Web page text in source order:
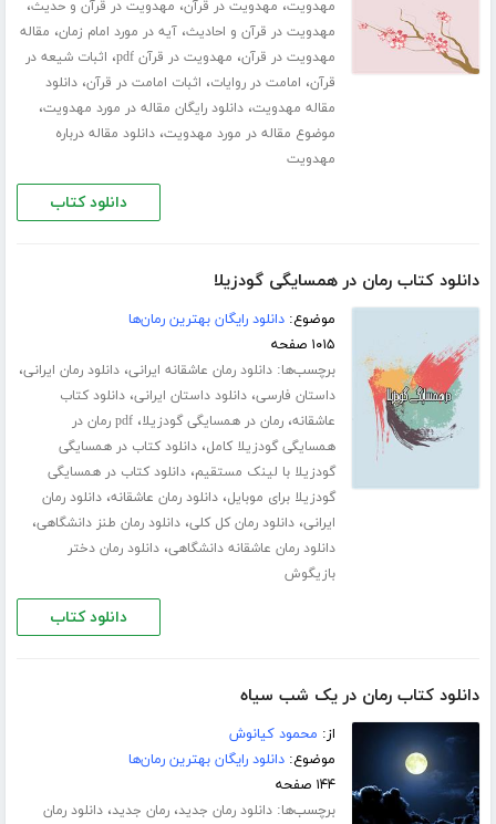
مهدویت، مهدویت در قرآن، مهدویت در قرآن و حدیث،
مهدویت در قرآن و احادیث،آیه در مورد امام زمان، مقاله
مهدویت در قرآن، مهدویت در قرآن pdf ، اثبات شیعه در
قرآن، امامت در روایات، اثبات امامت در قرآن،دانلود
مقاله مهدویت،دانلود رایگان مقاله در مورد مهدویت،
موضوع مقاله در مورد مهدویت،دانلود مقاله درباره
مهدویت
دانلود کتاب
دانلود کتاب رمان در همسایگی گودزیلا
موضوع:دانلود رایگان بهترین رمان‌ها
۱۰۱۵ صفحه
برچسب‌ها:دانلود رمان عاشقانه ایرانی،دانلود رمان ایرانی،
داستان فارسی،دانلود داستان ایرانی،دانلود کتاب
عاشقانه،رمان در همسایگی گودزیلا،
pdf رمان در
همسایگی گودزیلا کامل،دانلود کتاب در همسایگی
گودزیلا با لینک مستقیم،دانلود کتاب در همسایگی
گودزیلا برای موبایل،دانلود رمان عاشقانه،دانلود رمان
ایرانی،دانلود رمان کل کلی،دانلود رمان طنز دانشگاهی،
دانلود رمان عاشقانه دانشگاهی،دانلود رمان دختر
بازیگوش
دانلود کتاب
دانلود کتاب رمان در یک شب سیاه
از: محمود کیانوش
موضوع:دانلود رایگان بهترین رمان‌ها
۱۴۴ صفحه
برچسب‌ها:دانلود رمان جدید،رمان جدید،دانلود رمان